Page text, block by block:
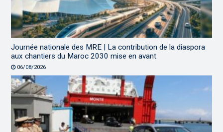
Journée nationale des MRE | La contribution de la diaspora
aux chantiers du Maroc 2030 mise en avant
06/08/2026